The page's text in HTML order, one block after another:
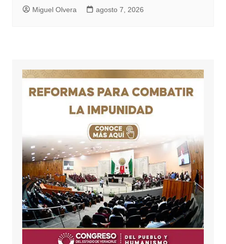
Miguel Olvera agosto 7, 2026